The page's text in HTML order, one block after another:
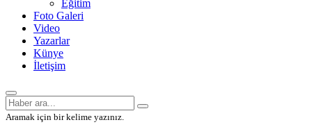
Eğitim
Foto Galeri
Video
Yazarlar
Künye
İletişim
Aramak için bir kelime yazınız.